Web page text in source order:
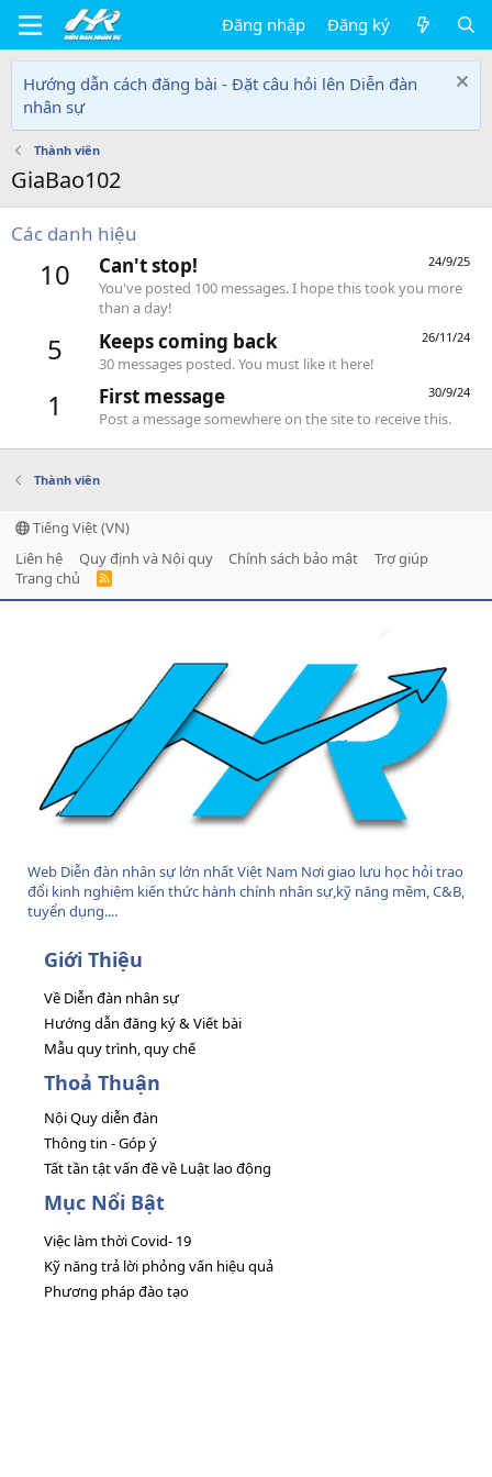
Đăng nhập Đăng ký
Hướng dẫn cách đăng bài - Đặt câu hỏi lên Diễn đàn
nhân sự
Thành viên
GiaBao102
Các danh hiệu
10 24/9/25
Can't stop!
You've posted 100 messages. I hope this took you more
than a day!
5 26/11/24
Keeps coming back
30 messages posted. You must like it here!
1 30/9/24
First message
Post a message somewhere on the site to receive this.
Thành viên
Tiếng Việt (VN)
Liên hệ
Quy định và Nội quy Chính sách bảo mật
Trợ giúp
Trang chủ
R
Web Diễn đàn nhân sự lớn nhất Việt Nam Nơi giao lưu học hỏi trao
đổi kinh nghiệm kiến thức hành chính nhân sự,kỹ năng mềm, C&B,
tuyển dụng....
Giới Thiệu
Về Diễn đàn nhân sự
Hướng dẫn đăng ký & Viết bài
Mẫu quy trình, quy chế
Thoả Thuận
Nội Quy diễn đàn
Thông tin - Góp ý
Tất tần tật vấn đề về Luật lao động
Mục Nổi Bật
Việc làm thời Covid- 19
Kỹ năng trả lời phỏng vấn hiệu quả
Phương pháp đào tạo